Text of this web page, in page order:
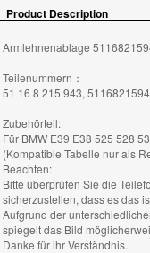
Product Description
Armlehnenablage
Teilenummern：
51 16 8 215 943,
Zubehörteil:
Für BMW E39 E38 525 528
(Kompatible Tabelle nur als
Beachten:
Bitte überprüfen Sie die
sicherzustellen, dass es das
Aufgrund der
spiegelt das Bild
Danke für ihr Verständnis.